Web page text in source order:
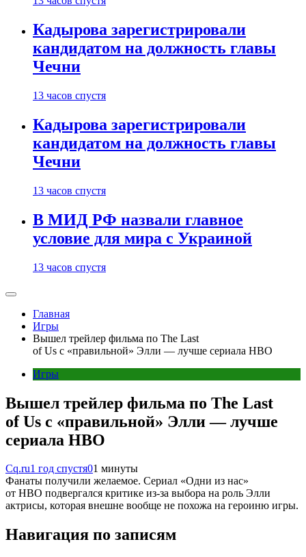
Кадырова зарегистрировали
кандидатом на должность главы
Чечни
13 часов спустя
Кадырова зарегистрировали
кандидатом на должность главы
Чечни
13 часов спустя
В МИД РФ назвали главное
условие для мира с Украиной
13 часов спустя
Главная
Игры
Вышел трейлер фильма по The Last
of Us с «правильной» Элли — лучше сериала HBO
Игры
Вышел трейлер фильма по The Last
of Us с «правильной» Элли — лучше
сериала HBO
Cq.ru1 год спустя01 минуты
Фанаты получили желаемое. Сериал «Одни из нас»
от HBO подвергался критике из-за выбора на роль Элли
актрисы, которая внешне вообще не похожа на героиню игры.
Навигация по записям